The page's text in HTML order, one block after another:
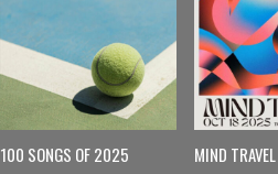
100 SONGS OF 2025 MIND TRAVEL